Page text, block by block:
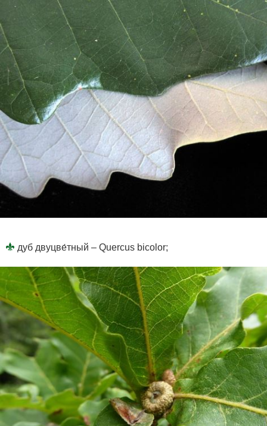
дуб двуцве́тный – Quercus bicolor;